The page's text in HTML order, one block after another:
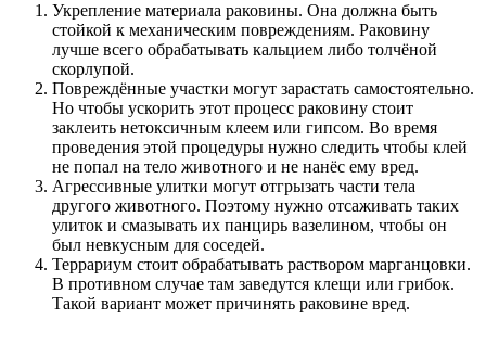
Укрепление материала раковины. Она должна быть
стойкой к механическим повреждениям. Раковину
лучше всего обрабатывать кальцием либо толчёной
скорлупой.
Повреждённые участки могут зарастать самостоятельно.
Но чтобы ускорить этот процесс раковину стоит
заклеить нетоксичным клеем или гипсом. Во время
проведения этой процедуры нужно следить чтобы клей
не попал на тело животного и не нанёс ему вред.
Агрессивные улитки могут отгрызать части тела
другого животного. Поэтому нужно отсаживать таких
улиток и смазывать их панцирь вазелином, чтобы он
был невкусным для соседей.
Террариум стоит обрабатывать раствором марганцовки.
В противном случае там заведутся клещи или грибок.
Такой вариант может причинять раковине вред.